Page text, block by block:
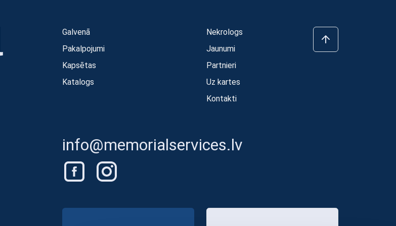
Galvenā
Pakalpojumi
Kapsētas
Katalogs
Nekrologs
Jaunumi
Partnieri
Uz kartes
Kontakti
info@memorialservices.lv